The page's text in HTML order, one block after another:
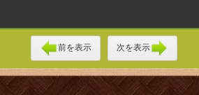
前を表示 次を表示